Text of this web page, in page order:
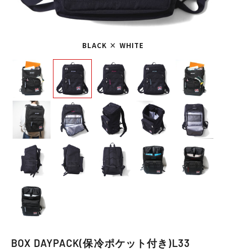
BLACK × WHITE
BOX DAYPACK(保冷ポケット付き)L33